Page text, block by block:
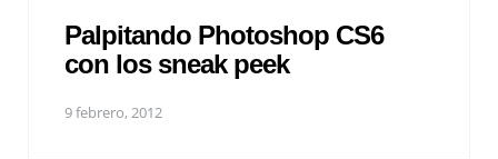
Palpitando Photoshop CS6
con los sneak peek
9 febrero, 2012